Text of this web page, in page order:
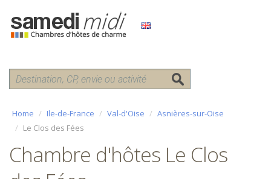
Home Ile-de-France Val-d'Oise
Asnières-sur-Oise
Le Clos des Fées
Chambre d'hôtes Le Clos